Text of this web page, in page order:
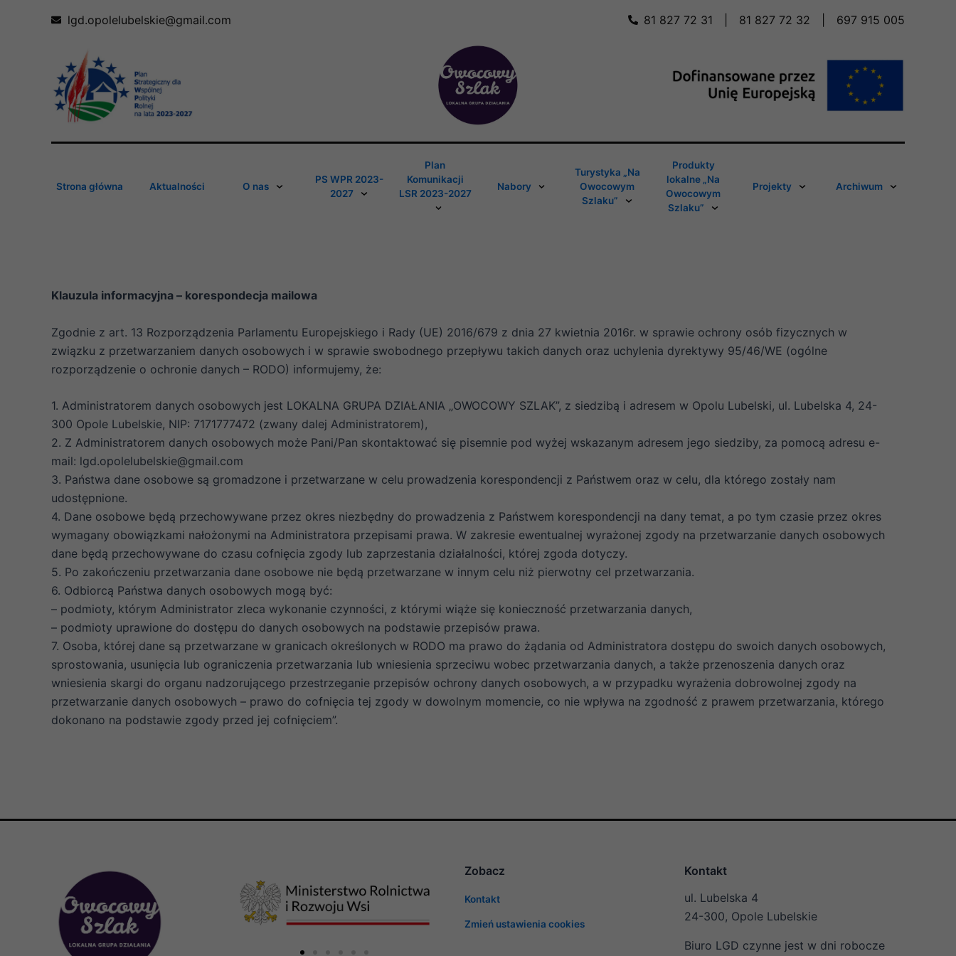
lgd.opolelubelskie@gmail.com 81 827 72 31 81 827 72 32 697 915 005
Strona główna Aktualności O nas
PS WPR 2023-
2027
Plan
Komunikacji
LSR 2023-2027
Nabory
Turystyka „Na
Owocowym
Szlaku”
Produkty
lokalne „Na
Owocowym
Szlaku”
Projekty Archiwum
Klauzula informacyjna – korespondecja mailowa
Zgodnie z art. 13 Rozporządzenia Parlamentu Europejskiego i Rady (UE) 2016/679 z dnia 27 kwietnia 2016r. w sprawie ochrony osób fizycznych w
związku z przetwarzaniem danych osobowych i w sprawie swobodnego przepływu takich danych oraz uchylenia dyrektywy 95/46/WE (ogólne
rozporządzenie o ochronie danych – RODO) informujemy, że:
1. Administratorem danych osobowych jest LOKALNA GRUPA DZIAŁANIA „OWOCOWY SZLAK”, z siedzibą i adresem w Opolu Lubelski, ul. Lubelska 4, 24-
300 Opole Lubelskie, NIP: 7171777472 (zwany dalej Administratorem),
2. Z Administratorem danych osobowych może Pani/Pan skontaktować się pisemnie pod wyżej wskazanym adresem jego siedziby, za pomocą adresu e-
mail: lgd.opolelubelskie@gmail.com
3. Państwa dane osobowe są gromadzone i przetwarzane w celu prowadzenia korespondencji z Państwem oraz w celu, dla którego zostały nam
udostępnione.
4. Dane osobowe będą przechowywane przez okres niezbędny do prowadzenia z Państwem korespondencji na dany temat, a po tym czasie przez okres
wymagany obowiązkami nałożonymi na Administratora przepisami prawa. W zakresie ewentualnej wyrażonej zgody na przetwarzanie danych osobowych
dane będą przechowywane do czasu cofnięcia zgody lub zaprzestania działalności, której zgoda dotyczy.
5. Po zakończeniu przetwarzania dane osobowe nie będą przetwarzane w innym celu niż pierwotny cel przetwarzania.
6. Odbiorcą Państwa danych osobowych mogą być:
– podmioty, którym Administrator zleca wykonanie czynności, z którymi wiąże się konieczność przetwarzania danych,
– podmioty uprawione do dostępu do danych osobowych na podstawie przepisów prawa.
7. Osoba, której dane są przetwarzane w granicach określonych w RODO ma prawo do żądania od Administratora dostępu do swoich danych osobowych,
sprostowania, usunięcia lub ograniczenia przetwarzania lub wniesienia sprzeciwu wobec przetwarzania danych, a także przenoszenia danych oraz
wniesienia skargi do organu nadzorującego przestrzeganie przepisów ochrony danych osobowych, a w przypadku wyrażenia dobrowolnej zgody na
przetwarzanie danych osobowych – prawo do cofnięcia tej zgody w dowolnym momencie, co nie wpływa na zgodność z prawem przetwarzania, którego
dokonano na podstawie zgody przed jej cofnięciem”.
Zobacz
Kontakt
Zmień ustawienia cookies
Kontakt
ul. Lubelska 4
24-300, Opole Lubelskie
Biuro LGD czynne jest w dni robocze
nie są